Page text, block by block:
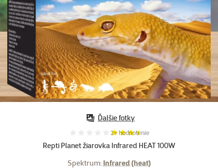
Repti Planet žiarovka Infrared HEAT 100W
Hodnotenie 70%, počet hodnotení:
2× hodnotenie
Spektrum: Infrared (heat)
Ďalšie fotky